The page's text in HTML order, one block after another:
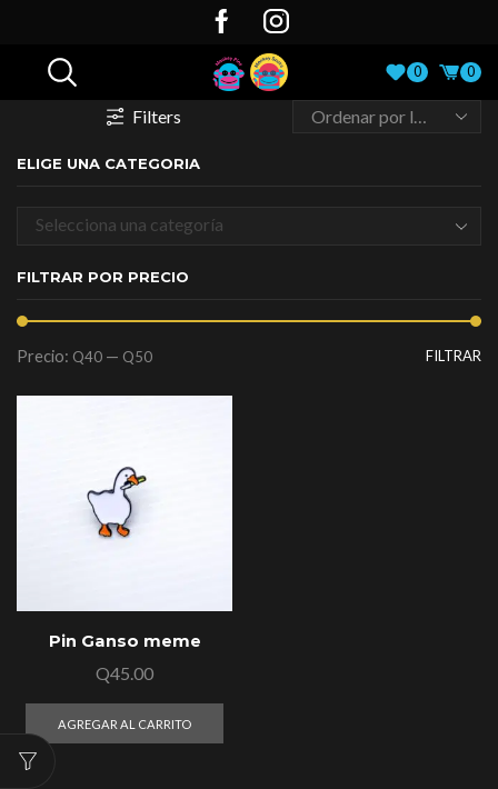
0 0
Filters
ELIGE UNA CATEGORIA
Selecciona una categoría
FILTRAR POR PRECIO
FILTRAR
Precio: Q40 — Q50
Pin Ganso meme
Q45.00
AGREGAR AL CARRITO